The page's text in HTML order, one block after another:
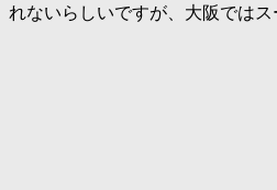
れないらしいですが、大阪では